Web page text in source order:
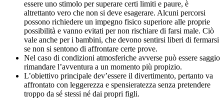
essere uno stimolo per superare certi limiti e paure, è
altrettanto vero che non si deve esagerare. Alcuni percorsi
possono richiedere un impegno fisico superiore alle proprie
possibilità e vanno evitati per non rischiare di farsi male. Ciò
vale anche per i bambini, che devono sentirsi liberi di fermarsi
se non si sentono di affrontare certe prove.
Nel caso di condizioni atmosferiche avverse può essere saggio
rimandare l’avventura a un momento più propizio.
L’obiettivo principale dev’essere il divertimento, pertanto va
affrontato con leggerezza e spensieratezza senza pretendere
troppo da sé stessi né dai propri figli.